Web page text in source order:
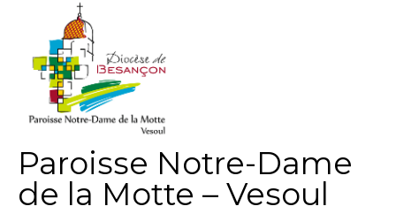
Paroisse Notre-Dame
de la Motte – Vesoul